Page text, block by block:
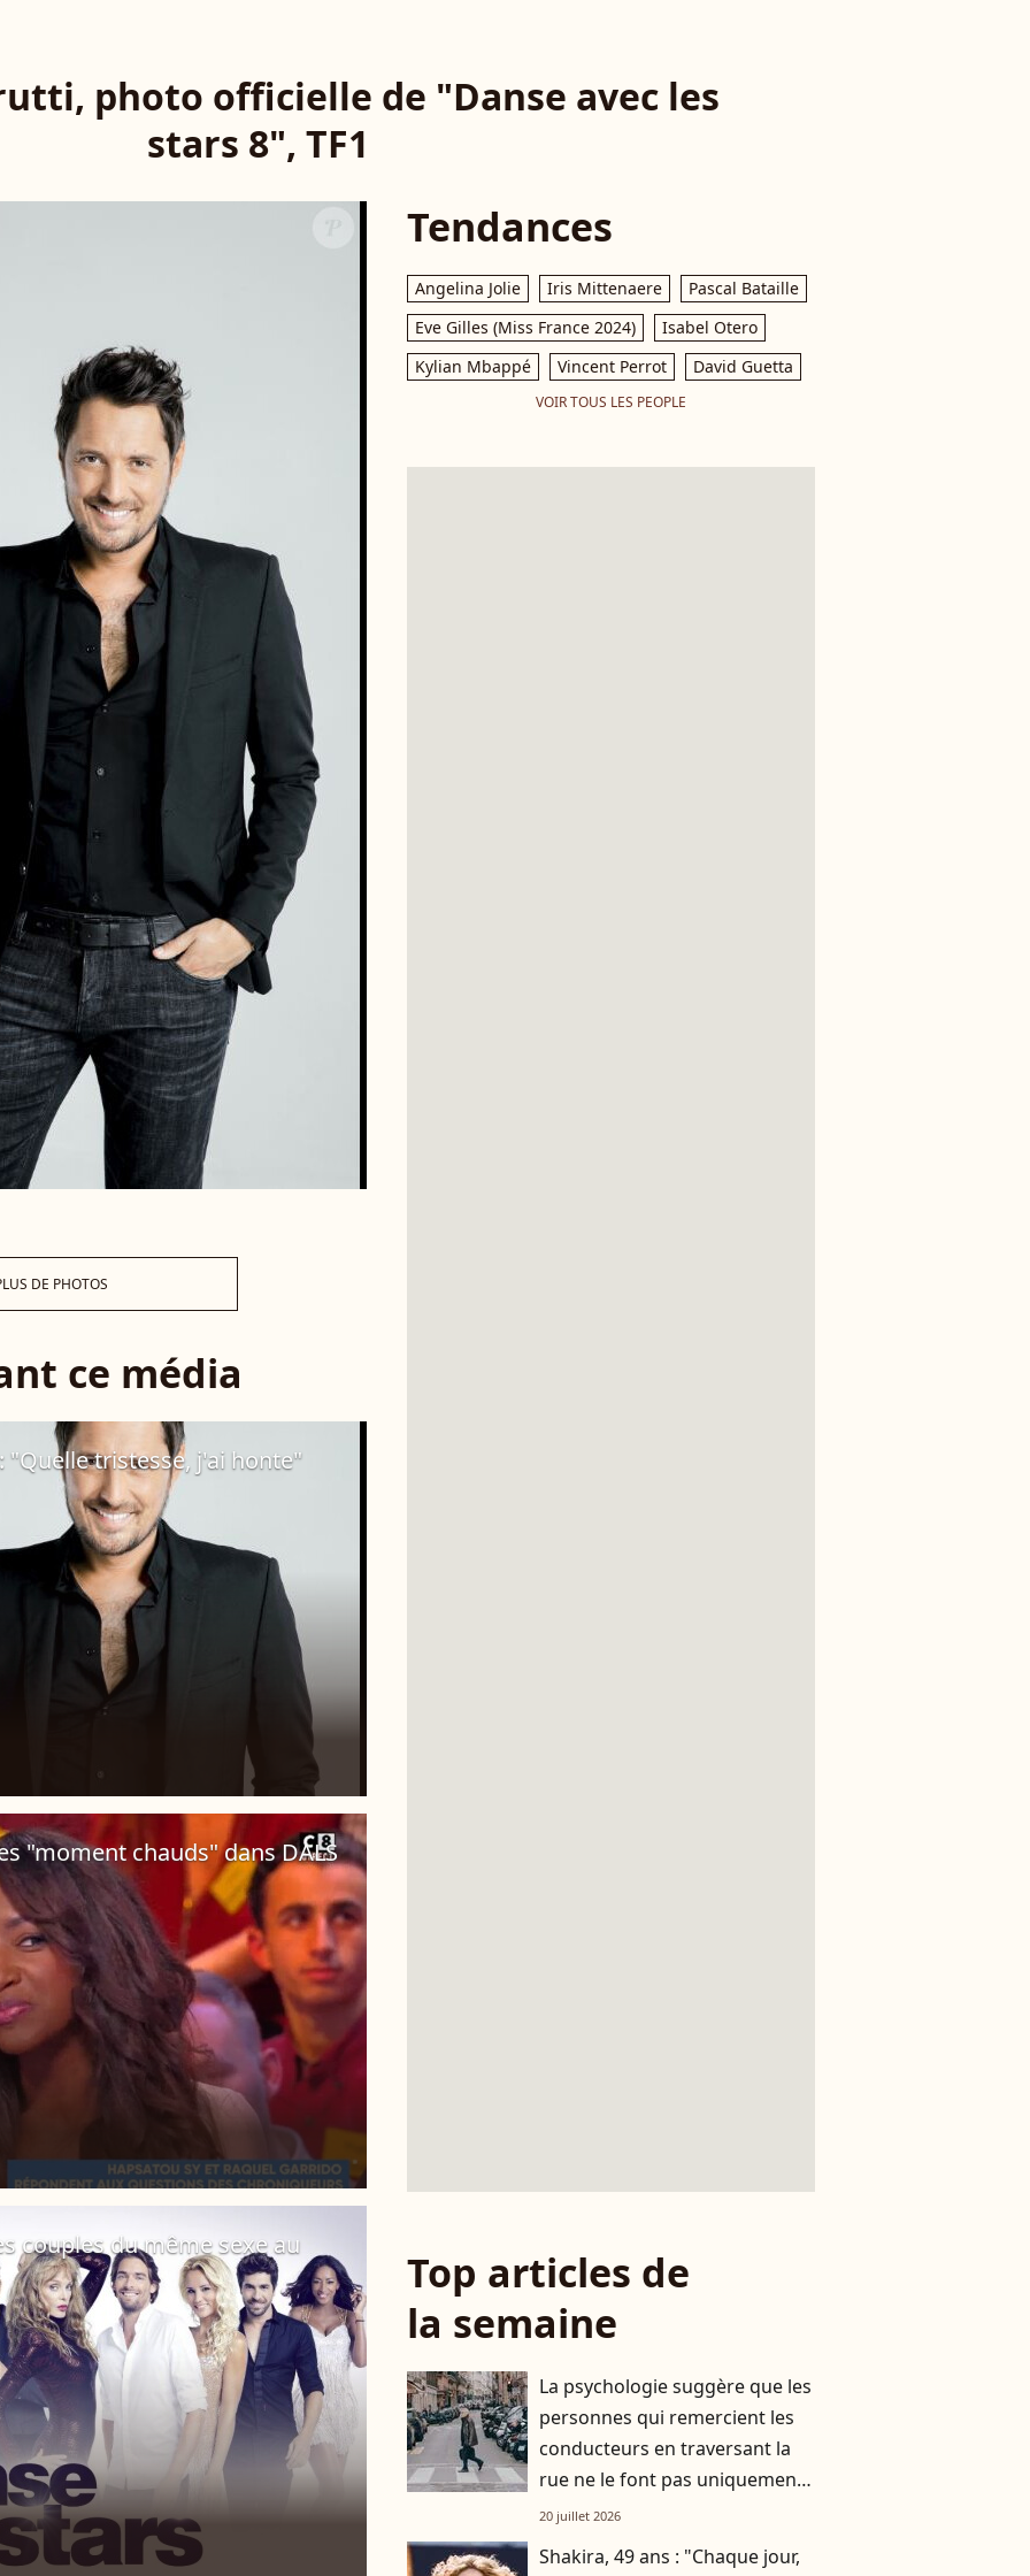
photo officielle de "Danse avec les
stars 8", TF1
DE PHOTOS
ce média
tristesse, j'ai honte"
"moment chauds" dans DALS
couples du même sexe au
Tendances
Angelina Jolie Iris Mittenaere
Pascal Bataille
Eve Gilles (Miss France 2024)
Isabel Otero
Kylian Mbappé
Vincent Perrot David Guetta
VOIR TOUS LES PEOPLE
Top articles de
la semaine
La psychologie suggère que les
personnes qui remercient les
conducteurs en traversant la
rue ne le font pas uniquement
par gratitude
20 juillet 2026
Shakira, 49 ans : "Chaque jour,